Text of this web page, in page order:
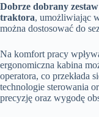
Dobrze dobrany
traktora, umożliwiając
można dostosować do
Na komfort pracy
ergonomiczna kabina
operatora, co przekłada
technologie sterowania
precyzję oraz wygodę